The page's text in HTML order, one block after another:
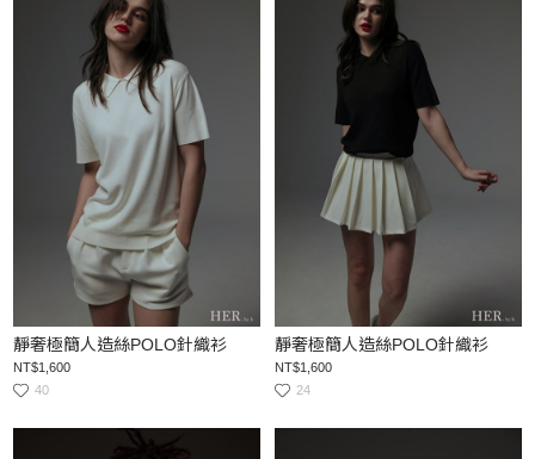
靜奢極簡人造絲POLO針織衫
NT$1,600
40
靜奢極簡人造絲POLO針織衫
NT$1,600
24